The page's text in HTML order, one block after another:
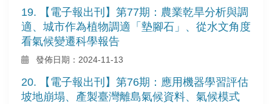
19. 【電子報出刊】第77期：農業乾旱分析與調
適、城市作為植物調適「墊腳石」、從水文角度
看氣候變遷科學報告
發佈日期：2024-11-13
20. 【電子報出刊】第76期：應用機器學習評估
坡地崩塌、產製臺灣離島氣候資料、氣候模式